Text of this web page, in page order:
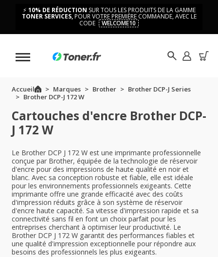
⚡ 10% DE RÉDUCTION SUR TOUS LES PRODUITS DE LA GAMME
TONER SERVICES,POUR VOTRE PREMIÈRE COMMANDE, AVEC LE
CODE
WELCOME10
Accueil Marques Brother
Brother DCP-J Series
Brother DCP-J 172 W
Cartouches d'encre Brother DCP-
J 172 W
Le Brother DCP J 172 W est une imprimante professionnelle
conçue par Brother, équipée de la technologie de réservoir
d'encre pour des impressions de haute qualité en noir et
blanc. Avec sa conception robuste et fiable, elle est idéale
pour les environnements professionnels exigeants. Cette
imprimante offre une grande efficacité avec des coûts
d'impression réduits grâce à son système de réservoir
d'encre haute capacité. Sa vitesse d'impression rapide et sa
connectivité sans fil en font un choix parfait pour les
entreprises cherchant à optimiser leur productivité. Le
Brother DCP J 172 W garantit des performances fiables et
une qualité d'impression exceptionnelle pour répondre aux
besoins des professionnels les plus exigeants.